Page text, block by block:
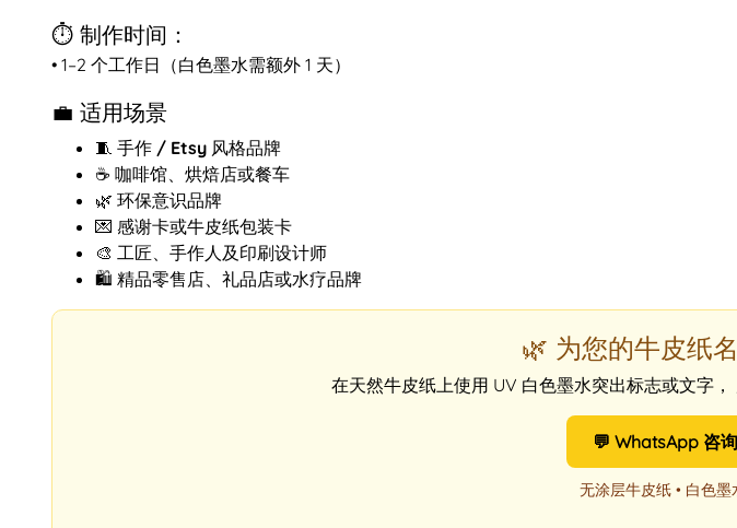
⏱️ 制作时间：
• 1–2 个工作日（白色墨水需额外 1 天）
💼 适用场景
🧵 手作 / Etsy 风格品牌
☕ 咖啡馆、烘焙店或餐车
🌿 环保意识品牌
💌 感谢卡或牛皮纸包装卡
🎨 工匠、手作人及印刷设计师
🛍️ 精品零售店、礼品店或水疗品牌
🌿 为您的牛皮纸
在天然牛皮纸上使用 UV 白色墨水突出标志或文字
💬 WhatsApp 咨
无涂层牛皮纸 • 白色墨